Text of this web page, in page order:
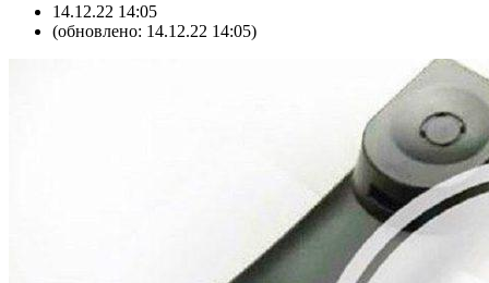
14.12.22 14:05
(обновлено: 14.12.22 14:05)